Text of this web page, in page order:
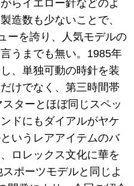
らイエロー針などのよ
造数も少ないことで、
ーを誇り、人気モデルの
うまでも無い。1985年
、単独可動の時針を装
けでなく、第三時間帯
ターとほぼ同じスペッ
ドにもダイアルがヤケ
いうレアアイテムのバ
ロレックス文化に華を
ポーツモデルと同じよ